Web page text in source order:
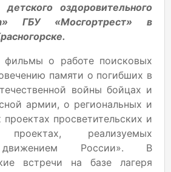
детского оздоровительного
ГБУ «Мосгортрест» в
фильмы о работе поисковых
памяти о погибших в
войны бойцах и
армии, о региональных и
просветительских и
проектах, реализуемых
России». В
встречи на базе лагеря